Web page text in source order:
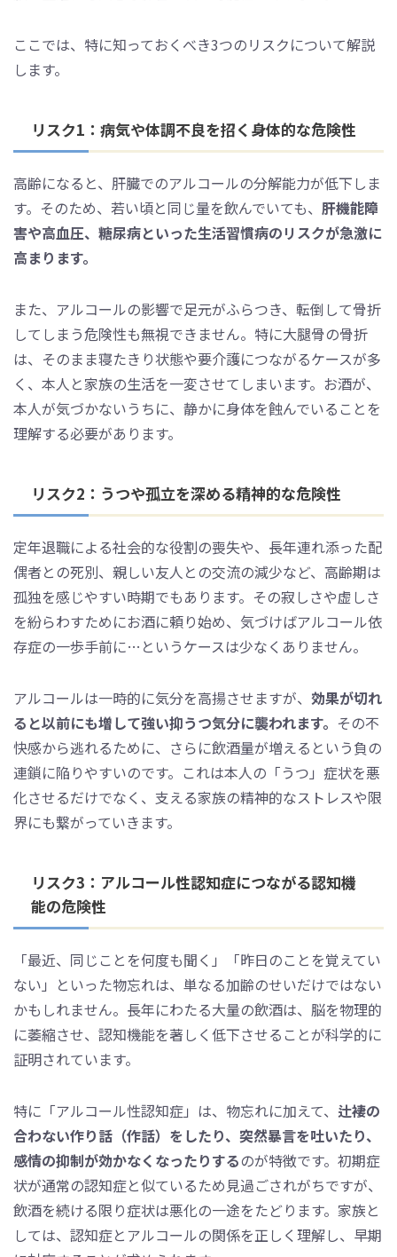
ここでは、特に知っておくべき3つのリスクについて解説
します。
リスク1：病気や体調不良を招く身体的な危険性
高齢になると、肝臓でのアルコールの分解能力が低下しま
す。そのため、若い頃と同じ量を飲んでいても、 肝機能障
害や高血圧、糖尿病といった生活習慣病のリスクが急激に
高まります。
また、アルコールの影響で足元がふらつき、転倒して骨折
してしまう危険性も無視できません。特に大腿骨の骨折
は、そのまま寝たきり状態や要介護につながるケースが多
く、本人と家族の生活を一変させてしまいます。お酒が、
本人が気づかないうちに、静かに身体を蝕んでいることを
理解する必要があります。
リスク2：うつや孤立を深める精神的な危険性
定年退職による社会的な役割の喪失や、長年連れ添った配
偶者との死別、親しい友人との交流の減少など、高齢期は
孤独を感じやすい時期でもあります。その寂しさや虚しさ
を紛らわすためにお酒に頼り始め、気づけばアルコール依
存症の一歩手前に…というケースは少なくありません。
アルコールは一時的に気分を高揚させますが、 効果が切れ
ると以前にも増して強い抑うつ気分に襲われます。 その不
快感から逃れるために、さらに飲酒量が増えるという負の
連鎖に陥りやすいのです。これは本人の「うつ」症状を悪
化させるだけでなく、支える家族の精神的なストレスや限
界にも繋がっていきます。
リスク3：アルコール性認知症につながる認知機
能の危険性
「最近、同じことを何度も聞く」「昨日のことを覚えてい
ない」といった物忘れは、単なる加齢のせいだけではない
かもしれません。長年にわたる大量の飲酒は、脳を物理的
に萎縮させ、認知機能を著しく低下させることが科学的に
証明されています。
特に「アルコール性認知症」は、物忘れに加えて、 辻褄の
合わない作り話（作話）をしたり、突然暴言を吐いたり、
感情の抑制が効かなくなったりするのが特徴です。初期症
状が通常の認知症と似ているため見過ごされがちですが、
飲酒を続ける限り症状は悪化の一途をたどります。家族と
しては、認知症とアルコールの関係を正しく理解し、早期